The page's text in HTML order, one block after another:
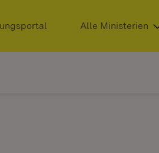
(Öffnet in neuem Fenster)
Alle Ministerien